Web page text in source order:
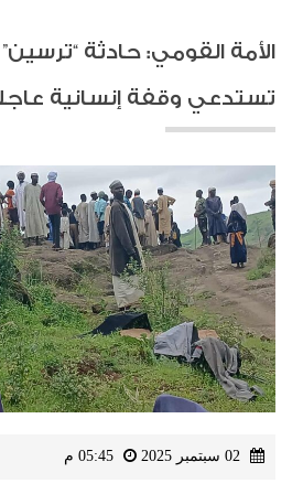
الأمة القومي: حادثة
تستدعي وقفة إنسانية